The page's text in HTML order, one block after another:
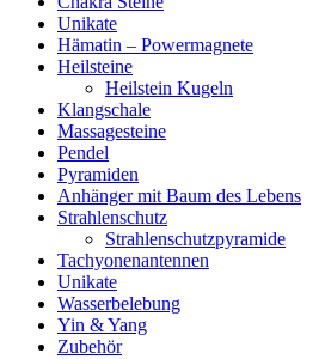
Unikate
Hämatin – Powermagnete
Heilsteine
Heilstein Kugeln
Klangschale
Massagesteine
Pendel
Pyramiden
Anhänger mit Baum des Lebens
Strahlenschutz
Strahlenschutzpyramide
Tachyonenantennen
Unikate
Wasserbelebung
Yin & Yang
Zubehör